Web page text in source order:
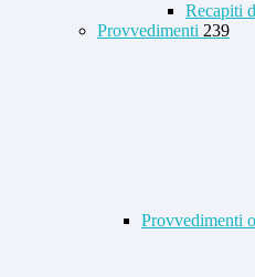
Recapiti
Provvedimenti 239
Provvedimenti